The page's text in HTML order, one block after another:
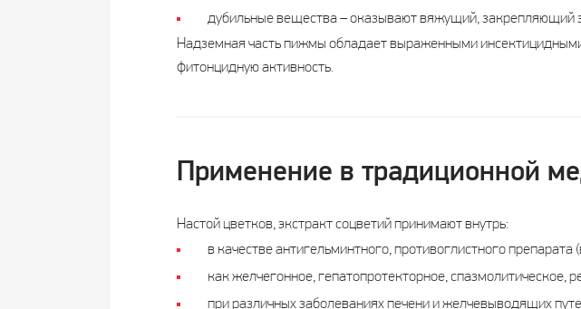
дубильные вещества – оказывают вяжущий, закрепляющий
Надземная часть пижмы обладает выраженными
фитонцидную активность.
Применение в традиционной
Настой цветков, экстракт соцветий принимают внутрь:
в качестве антигельминтного, противоглистного препарата
как желчегонное, гепатопротекторное, спазмолитическое,
при различных заболеваниях печени и желчевыводящих